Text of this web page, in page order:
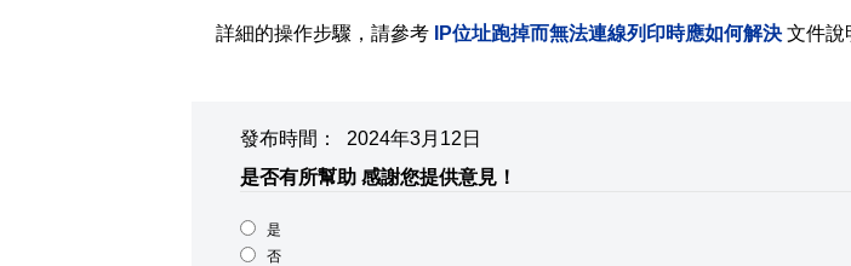
詳細的操作步驟，請參考 IP位址跑掉而無法連線列印時應如何解決文件說
發布時間： 2024年3月12日
是否有所幫助 感謝您提供意見！
是
否